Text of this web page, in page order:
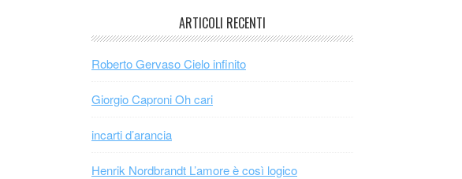
ARTICOLI RECENTI
Roberto Gervaso Cielo infinito
Giorgio Caproni Oh cari
incarti d’arancia
Henrik Nordbrandt L’amore è così logico